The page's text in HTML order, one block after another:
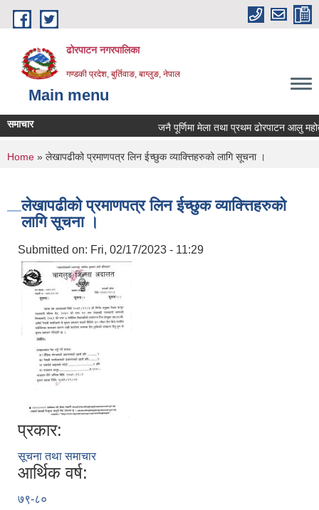
Skip to main content
ढोरपाटन नगरपालिका
गण्डकी प्रदेश, बुर्तिवाङ, बाग्लुङ, नेपाल
Main menu
समाचार जनै पूर्णिमा मेला तथा प्रथम ढोरपाटन आलु
You are here
Home » लेखापढीको प्रमाणपत्र लिन ईच्छुक व्याक्त्तिहरुको लागि सूचना ।
लेखापढीको प्रमाणपत्र लिन ईच्छुक व्याक्त्तिहरुको
लागि सूचना ।
Submitted on: Fri, 02/17/2023 - 11:29
प्रकार:
सूचना तथा समाचार
आर्थिक वर्ष:
७९-८०